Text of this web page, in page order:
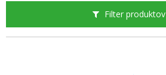
Filter produktov